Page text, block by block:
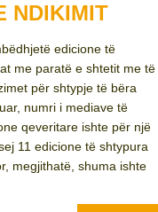
NDIKIMIT
edicione të
me paratë e shtetit me të
për shtypje të bëra
numri i mediave të
qeveritare ishte për një
11 edicione të shtypura
megjithatë, shuma ishte